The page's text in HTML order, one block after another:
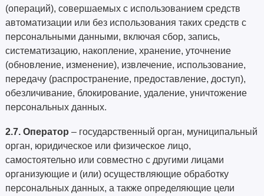
(операций), совершаемых с использованием средств
автоматизации или без использования таких средств с
персональными данными, включая сбор, запись,
систематизацию, накопление, хранение, уточнение
(обновление, изменение), извлечение, использование,
передачу (распространение, предоставление, доступ),
обезличивание, блокирование, удаление, уничтожение
персональных данных.
2.7. Оператор – государственный орган, муниципальный
орган, юридическое или физическое лицо,
самостоятельно или совместно с другими лицами
организующие и (или) осуществляющие обработку
персональных данных, а также определяющие цели